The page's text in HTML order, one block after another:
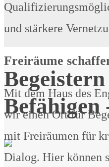
und stärkere
Freiräume
Mit dem Haus des
wir einen Ort für
mit Freiräumen für
Dialog. Hier können
Befähigen